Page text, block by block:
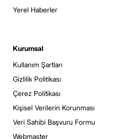
Yerel Haberler
Kurumsal
Kullanım Şartları
Gizlilik Politikası
Çerez Politikası
Kişisel Verilerin Korunması
Veri Sahibi Başvuru Formu
Webmaster